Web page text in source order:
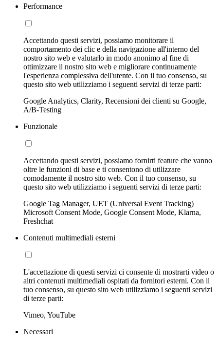
Performance
Accettando questi servizi, possiamo monitorare il
comportamento dei clic e della navigazione all'interno del
nostro sito web e valutarlo in modo anonimo al fine di
ottimizzare il nostro sito web e migliorare continuamente
l'esperienza complessiva dell'utente. Con il tuo consenso, su
questo sito web utilizziamo i seguenti servizi di terze parti:
Google Analytics, Clarity, Recensioni dei clienti su Google,
A/B-Testing
Funzionale
Accettando questi servizi, possiamo fornirti feature che vanno
oltre le funzioni di base e ti consentono di utilizzare
comodamente il nostro sito web. Con il tuo consenso, su
questo sito web utilizziamo i seguenti servizi di terze parti:
Google Tag Manager, UET (Universal Event Tracking)
Microsoft Consent Mode, Google Consent Mode, Klarna,
Freshchat
Contenuti multimediali esterni
L'accettazione di questi servizi ci consente di mostrarti video o
altri contenuti multimediali ospitati da fornitori esterni. Con il
tuo consenso, su questo sito web utilizziamo i seguenti servizi
di terze parti:
Vimeo, YouTube
Necessari